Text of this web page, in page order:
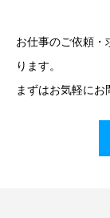
お仕事のご依頼・
ります。
まずはお気軽にお